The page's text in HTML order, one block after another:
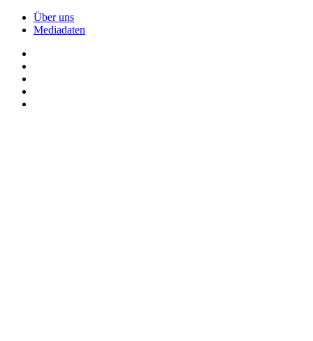
Über uns
Mediadaten